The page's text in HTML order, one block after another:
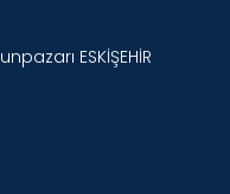
ESKİŞEHİR